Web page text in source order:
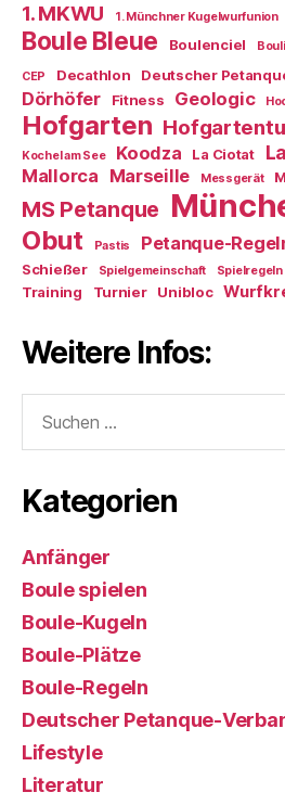
1. MKWU 1. Münchner Kugelwurfunion
Boule Bleue Boulenciel Bouli
CEP Decathlon Deutscher
Dörhöfer Fitness Geologic
Hofgarten
Kochel am See Koodza La Ciotat
Mallorca Marseille Messgerät
MS Petanque
Obut Pastis Petanque-
Schießer Spielgemeinschaft Spielregeln
Training
Turnier Unibloc
Weitere Infos:
nach:
Kategorien
Anfänger
Boule spielen
Boule-Kugeln
Boule-Plätze
Boule-Regeln
Deutscher Petanque-
Lifestyle
Literatur